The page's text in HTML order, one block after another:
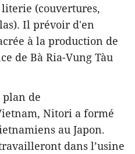
(couvertures,
Il prévoir d'en
à la production de
de Bà Ria-Vung Tàu
de
Nitori a formé
au Japon.
dans l’usine